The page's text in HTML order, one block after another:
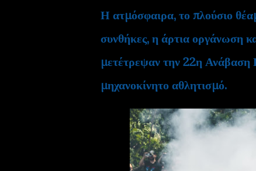
Η ατμόσφαιρα, το πλούσιο
συνθήκες, η άρτια οργάνωση
μετέτρεψαν την 22η Ανάβαση
μηχανοκίνητο αθλητισμό.